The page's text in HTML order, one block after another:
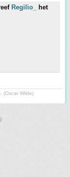
Regilio_
het
(Oscar Wilde)